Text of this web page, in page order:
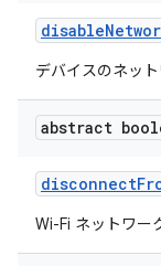
disable
デバイスのネッ
abstract
disconnect
Wi-Fi ネットワー